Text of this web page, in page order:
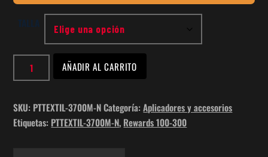
PLAYERA
CABALLERO
CUELLO
REDONDO
AÑADIR AL CARRITO
SKU: PTTEXTIL-3700M-N Categoría:Aplicadores y accesorios
Etiquetas: PTTEXTIL-3700M-N, Rewards 100-300